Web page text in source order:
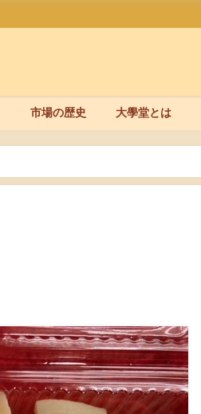
市場の歴史 大學堂とは